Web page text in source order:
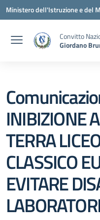
Vai ai contenuti
Vai al menu di navigazione
Vai al footer
Ministero dell'Istruzione e del
Convitto
Giordano
INIBIZIONE
TERRA
CLASSICO
EVITARE